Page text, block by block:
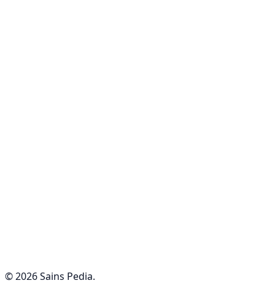
© 2026 Sains Pedia.